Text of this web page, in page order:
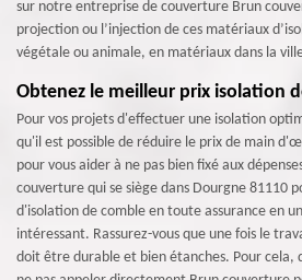
sur notre entreprise de couverture Brun
projection ou l’injection de ces matériaux
végétale ou animale, en matériaux dans la
Obtenez le meilleur prix isolation
Pour vos projets d'effectuer une isolation
qu'il est possible de réduire le prix de main
pour vous aider à ne pas bien fixé aux
couverture qui se siège dans Dourgne 81110
d'isolation de comble en toute assurance en
intéressant. Rassurez-vous que une fois le
doit être durable et bien étanches. Pour cela,